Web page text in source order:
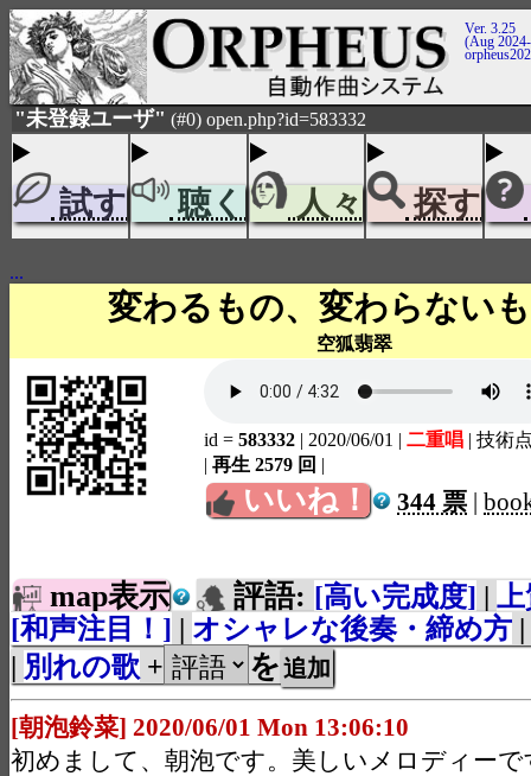
Ver. 3.25
(Aug
"未登録ユーザ" (#0) open.php?id=583332
試す 聴く 人々 探す
...
変わるもの、変わらない
空狐翡翠
id = 583332 | 2020/06/01 | 二重唱 | 技術
| 再生 2579 回 |
いいね！ 344 票
map表示 評語: [高い完成度] |
[和声注目！] | オシャレな後奏・締め方 |
| 別れの歌 + を
[朝泡鈴菜] 2020/06/01 Mon 13:06:10
初めまして、朝泡です。美しいメロディーで